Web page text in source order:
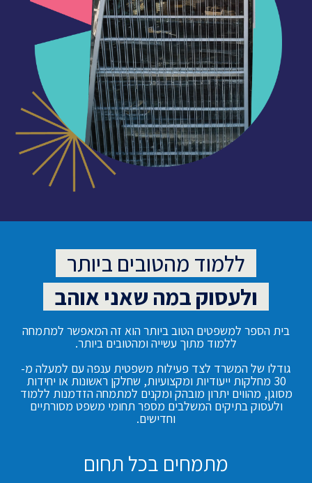
ללמוד מהטובים ביותר
ולעסוק במה שאני אוהב
בית הספר למשפטים הטוב ביותר הוא זה המאפשר למתמחה
ללמוד מתוך עשייה ומהטובים ביותר.
גודלו של המשרד לצד פעילות משפטית ענפה עם למעלה מ-
30 מחלקות ייעודיות ומקצועיות, שחלקן ראשונות או יחידות
מסוגן, מהווים יתרון מובהק ומקנים למתמחה הזדמנות ללמוד
ולעסוק בתיקים המשלבים מספר תחומי משפט מסורתיים
וחדישים.
מתמחים בכל תחום